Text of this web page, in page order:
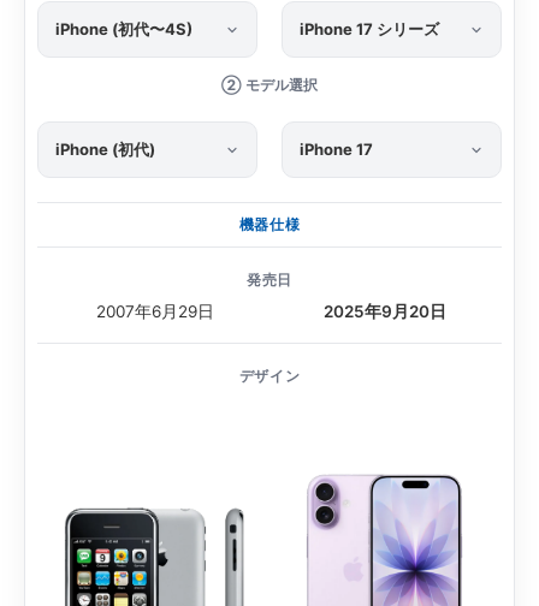
② モデル選択
機器仕様
発売日
2007年6月29日 2025年9月20日
デザイン